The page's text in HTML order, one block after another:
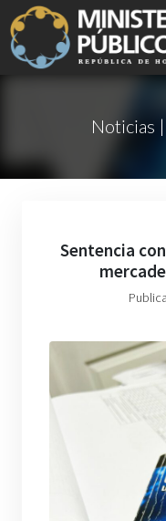
Noticias
Sentencia